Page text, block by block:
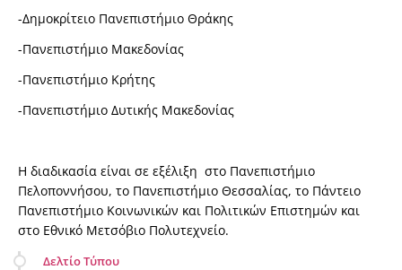
-Δημοκρίτειο Πανεπιστήμιο Θράκης
-Πανεπιστήμιο Μακεδονίας
-Πανεπιστήμιο Κρήτης
-Πανεπιστήμιο Δυτικής Μακεδονίας
Η διαδικασία είναι σε εξέλιξη στο Πανεπιστήμιο
Πελοποννήσου, το Πανεπιστήμιο Θεσσαλίας, το Πάντειο
Πανεπιστήμιο Κοινωνικών και Πολιτικών Επιστημών και
στο Εθνικό Μετσόβιο Πολυτεχνείο.
Δελτίο Τύπου